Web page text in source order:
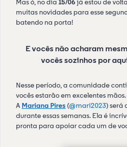
Mas ó, no dia 15/06já estou de
muitas novidades para esse
batendo na porta!
E vocês não acharam
vocês sozinhos por
Nesse período, a comunidade
vocês estarão em excelentes mãos.
A Mariana Pires (@mari2023) será
durante essas semanas. Ela é
pronta para apoiar cada um de